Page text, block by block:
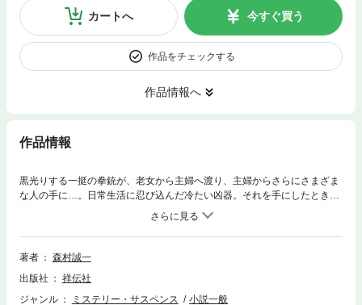
カートへ 今すぐ買う
作品をチェックする
作品情報へ
作品情報
黒光りする一挺の拳銃が、老女から主婦へ渡り、主婦からさらにさまざま
な人の手に…。日常生活に忍び込んだ冷たい凶器。それを手にしたとき、
人は別な人格に変貌する。彼らは未来に向かって引き金を引くのか？ そ
れとも地獄に向かうのか？ 一挺の拳銃が浮き彫りにするさまざまな人生
の断面。
著者
森村誠一
出版社
祥伝社
ジャンル
ミステリー・サスペンス
小説一般